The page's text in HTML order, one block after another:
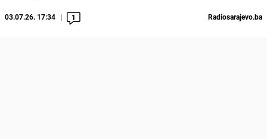
03.07.26. 17:34 1 Radiosarajevo.ba